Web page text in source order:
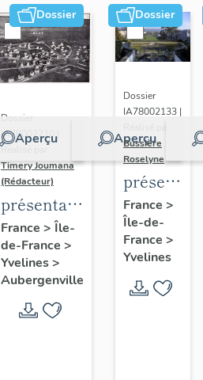
Dossier
Aperçu
Dossier
IA78002210 |
Réalisé par
Timery Joumana
(Rédacteur)
présentation
de l'étude
d'Elisabethville
France > Île-
de-France >
Yvelines>
Aubergenville
Dossier
Aperçu
Dossier
IA78002133 |
Bussière
Roselyne
du
diagnostic
et
France >
Île-de-
France >
Yvelines